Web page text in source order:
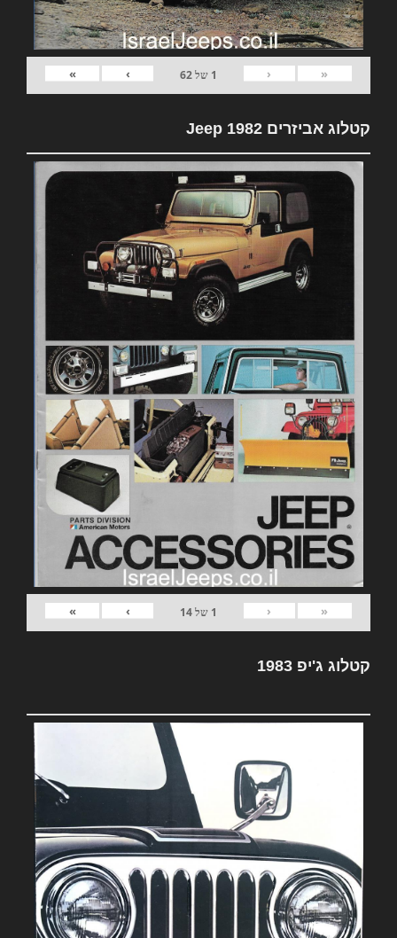
«
‹
1 של62
›
»
קטלוג אביזרים 1982 Jeep
«
‹
1 של14
›
»
קטלוג ג'יפ 1983